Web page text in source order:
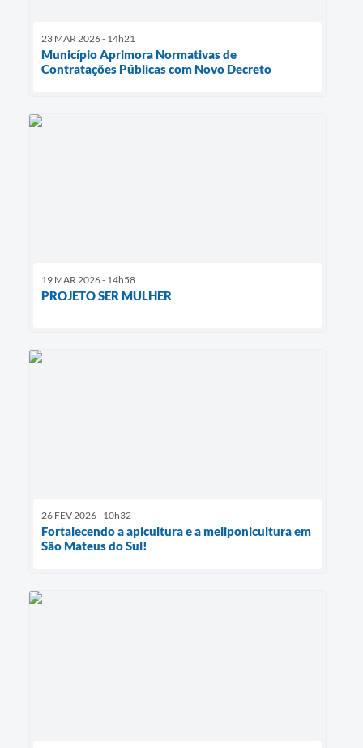
23 MAR 2026 - 14h21
Município Aprimora Normativas de
Contratações Públicas com Novo Decreto
19 MAR 2026 - 14h58
PROJETO SER MULHER
26 FEV 2026 - 10h32
Fortalecendo a apicultura e a meliponicultura em
São Mateus do Sul!